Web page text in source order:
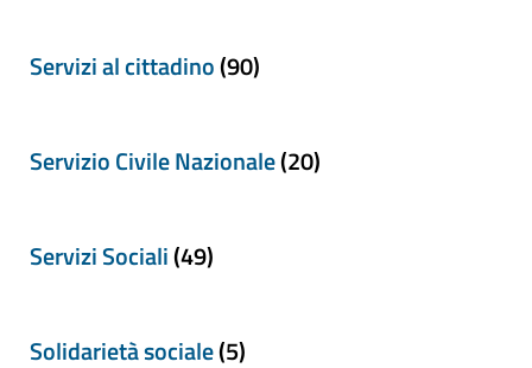
Servizi al cittadino(90)
Servizio Civile Nazionale(20)
Servizi Sociali(49)
Solidarietà sociale(5)